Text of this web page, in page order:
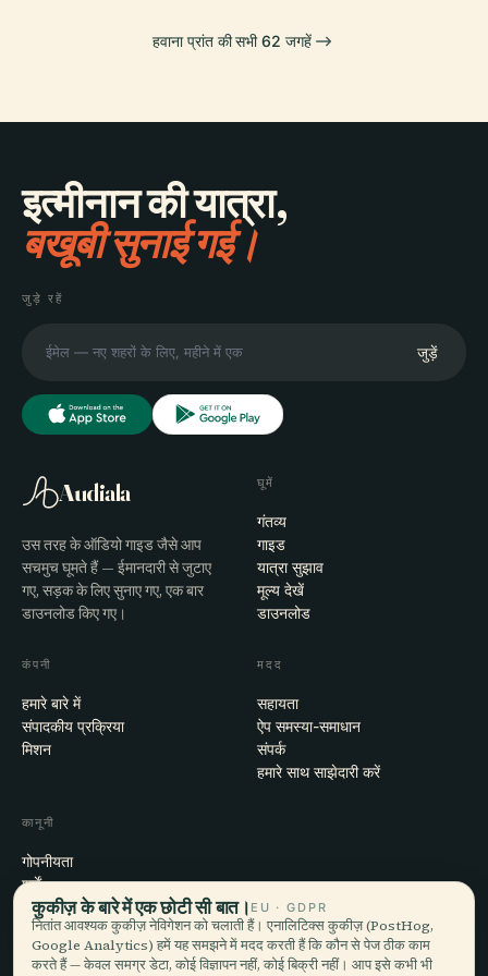
हवाना प्रांत की सभी 62 जगहें
इत्मीनान की यात्रा,
बखूबी सुनाई गई।
जुड़े रहें
जुड़ें
Audiala
उस तरह के ऑडियो गाइड जैसे आप
सचमुच घूमते हैं — ईमानदारी से जुटाए
गए, सड़क के लिए सुनाए गए, एक बार
डाउनलोड किए गए।
घूमें
गंतव्य
गाइड
यात्रा सुझाव
मूल्य देखें
डाउनलोड
कंपनी
हमारे बारे में
संपादकीय प्रक्रिया
मिशन
मदद
सहायता
ऐप समस्या-समाधान
संपर्क
हमारे साथ साझेदारी करें
कानूनी
गोपनीयता
शर्तें
कुकी सेटिंग्स
खाता हटाएँ
कुकीज़ के बारे में एक छोटी सी बात। EU · GDPR
नितांत आवश्यक कुकीज़ नेविगेशन को चलाती हैं। एनालिटिक्स कुकीज़ (PostHog,
Google Analytics) हमें यह समझने में मदद करती हैं कि कौन से पेज ठीक काम
करते हैं — केवल समग्र डेटा, कोई विज्ञापन नहीं, कोई बिक्री नहीं। आप इसे कभी भी